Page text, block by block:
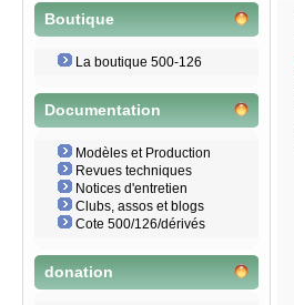
Boutique
La boutique 500-126
Documentation
Modèles et Production
Revues techniques
Notices d'entretien
Clubs, assos et blogs
Cote 500/126/dérivés
donation